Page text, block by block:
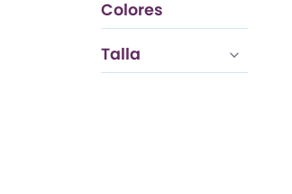
ESENCIAL
Colores
Rojo Oscuro
Talla